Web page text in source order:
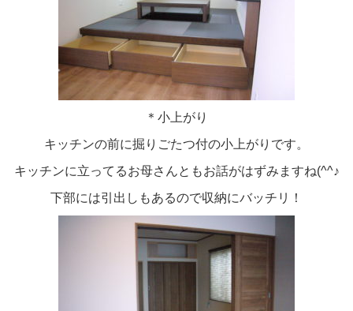
＊小上がり
キッチンの前に掘りごたつ付の小上がりです。
キッチンに立ってるお母さんともお話がはずみますね(^^♪
下部には引出しもあるので収納にバッチリ！